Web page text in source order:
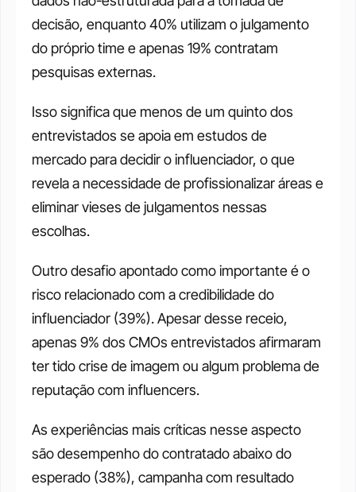
decisão, enquanto 40% utilizam o julgamento
do próprio time e apenas 19% contratam
pesquisas externas.
Isso significa que menos de um quinto dos
entrevistados se apoia em estudos de
mercado para decidir o influenciador, o que
revela a necessidade de profissionalizar áreas e
eliminar vieses de julgamentos nessas
escolhas.
Outro desafio apontado como importante é o
risco relacionado com a credibilidade do
influenciador (39%). Apesar desse receio,
apenas 9% dos CMOs entrevistados afirmaram
ter tido crise de imagem ou algum problema de
reputação com influencers.
As experiências mais críticas nesse aspecto
são desempenho do contratado abaixo do
esperado (38%), campanha com resultado